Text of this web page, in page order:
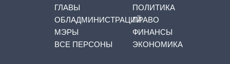
ГЛАВЫ
ОБЛАДМИНИСТРАЦИЙ
МЭРЫ
ВСЕ ПЕРСОНЫ
ПОЛИТИКА
ПРАВО
ФИНАНСЫ
ЭКОНОМИКА